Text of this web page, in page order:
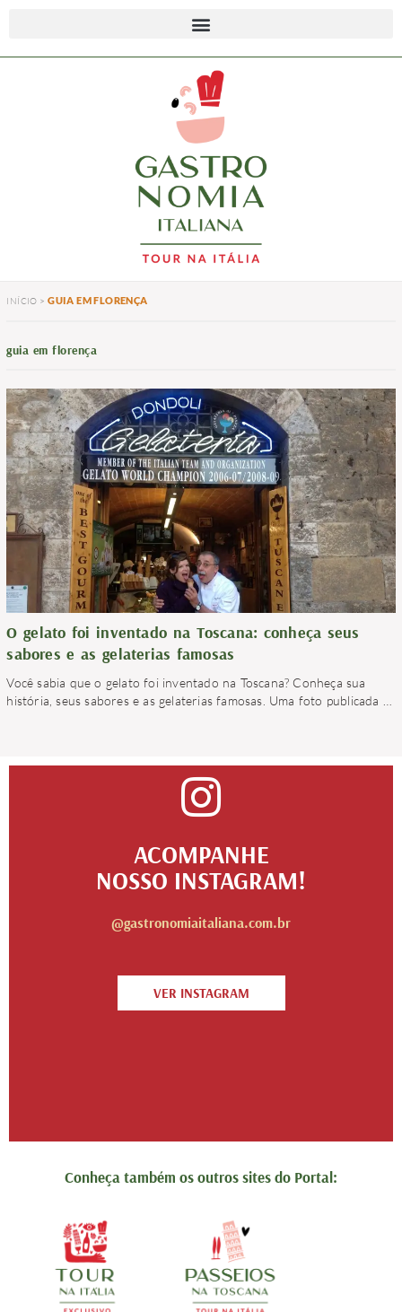
INÍCIO >GUIA EM FLORENÇA
guia em florença
O gelato foi inventado na Toscana: conheça seus
sabores e as gelaterias famosas
Você sabia que o gelato foi inventado na Toscana? Conheça sua
história, seus sabores e as gelaterias famosas. Uma foto publicada
ACOMPANHE
NOSSO INSTAGRAM!
@gastronomiaitaliana.com.br
VER INSTAGRAM
Conheça também os outros sites do Portal: